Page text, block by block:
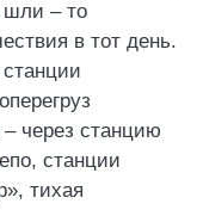
шли – то
в тот день.
через станцию
станции
тихая